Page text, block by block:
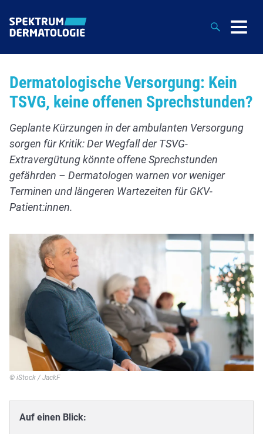
Suche
Dermatologische Versorgung: Kein
TSVG, keine offenen Sprechstunden?
Geplante Kürzungen in der ambulanten Versorgung
sorgen für Kritik: Der Wegfall der TSVG-
Extravergütung könnte offene Sprechstunden
gefährden – Dermatologen warnen vor weniger
Terminen und längeren Wartezeiten für GKV-
Patient:innen.
© iStock / JackF
Auf einen Blick: